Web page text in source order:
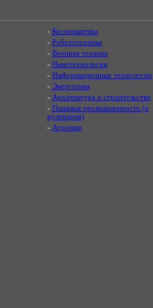
- Космонавтика
- Робототехника
- Военная техника
- Нанотехнологии
- Информационные технологии
- Энергетика
- Архитектура и строительство
- Пищевая промышленность (и
кулинария)
- Агромир